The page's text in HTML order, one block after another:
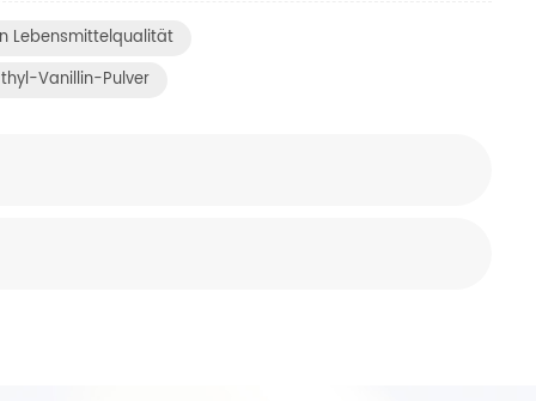
Lebensmittelqualität
Vanillin-Pulver